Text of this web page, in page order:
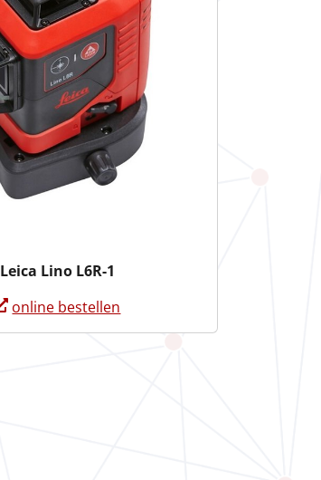
Leica Lino L6R-1
online bestellen